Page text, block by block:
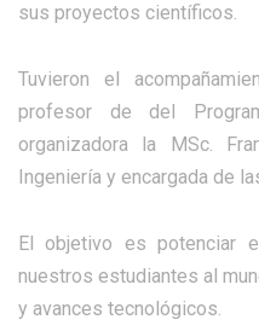
sus proyectos científicos.
Tuvieron el
profesor de del
organizadora la MSc.
Ingeniería y encargada de
El objetivo es potenciar
nuestros estudiantes al
y avances tecnológicos.